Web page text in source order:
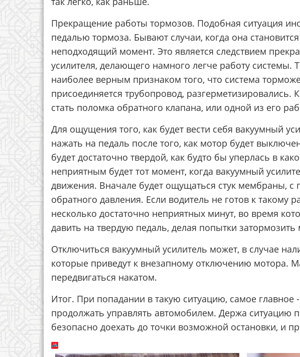
Прекращение работы тормозов. Подобная ситуация
педалью тормоза. Бывают случаи, когда она
неподходящий момент. Это является следствием
усилителя, делающего намного легче работу системы.
наиболее верным признаком того, что система
присоединяется трубопровод,
стать поломка обратного клапана, или одной из его
Для ощущения того, как будет вести себя вакуумный
нажать на педаль после того, как мотор будет
будет достаточно твердой, как будто бы уперлась в
неприятным будет тот момент, когда вакуумный
движения. Вначале будет ощущаться стук мембраны,
обратного давления. Если водитель не готов к такому
несколько достаточно неприятных минут, во время
давить на твердую педаль, делая попытки
Отключиться вакуумный усилитель может, в случае
которые приведут к внезапному отключению мотора.
передвигаться накатом.
Итог. При попадании в такую ситуацию, самое главное
продолжать управлять автомобилем. Держа ситуацию
безопасно доехать до точки возможной остановки, и